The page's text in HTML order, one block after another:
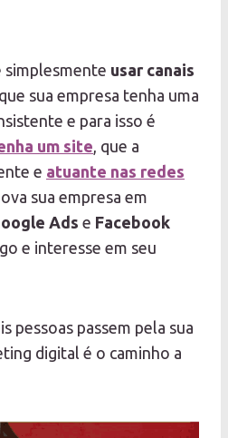
simplesmente usar canais
sua empresa tenha uma
e para isso é
um site , que a
e atuante nas redes
sua empresa em
Ads e Facebook
e interesse em seu
pessoas passem pela sua
digital é o caminho a